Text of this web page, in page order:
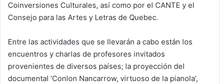
Coinversiones Culturales, así como por el CANTE y el
Consejo para las Artes y Letras de Quebec.
Entre las actividades que se llevarán a cabo están los
encuentros y charlas de profesores invitados
provenientes de diversos países; la proyección del
documental ‘Conlon Nancarrow, virtuoso de la pianola’,